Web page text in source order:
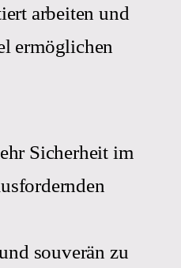
arbeiten und
ermöglichen
Sicherheit im
souverän zu